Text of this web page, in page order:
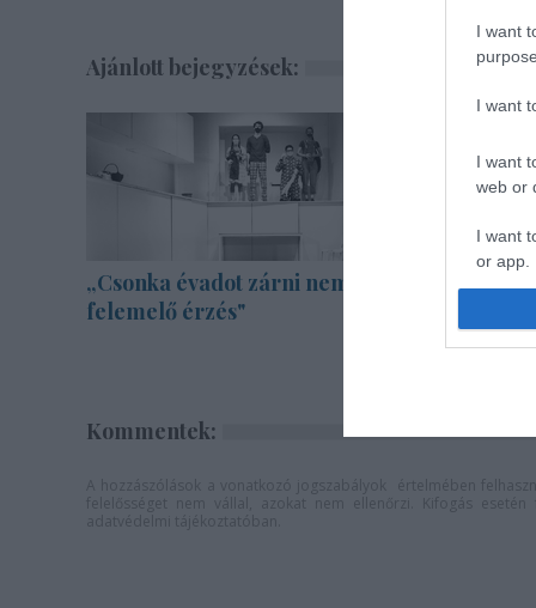
I want
I want
I want
web or
I want
or app.
I want
Ajánlott bejegyzések:
„Csonka évadot zárni nem
felemelő érzés"
Bartók
Kommentek: